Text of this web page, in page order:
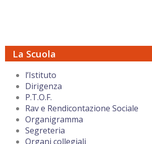
La Scuola
l’Istituto
Dirigenza
P.T.O.F.
Rav e Rendicontazione Sociale
Organigramma
Segreteria
Organi collegiali